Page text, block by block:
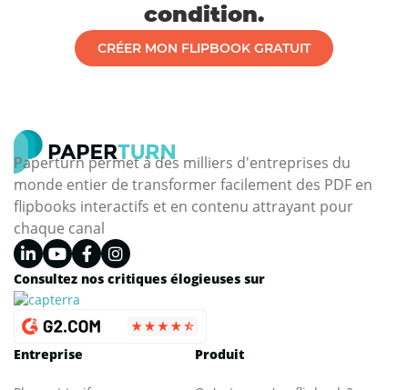
condition.
CRÉER MON FLIPBOOK GRATUIT
Paperturn permet à des milliers d'entreprises du
monde entier de transformer facilement des PDF en
flipbooks interactifs et en contenu attrayant pour
chaque canal
Consultez nos critiques élogieuses sur
Entreprise Produit